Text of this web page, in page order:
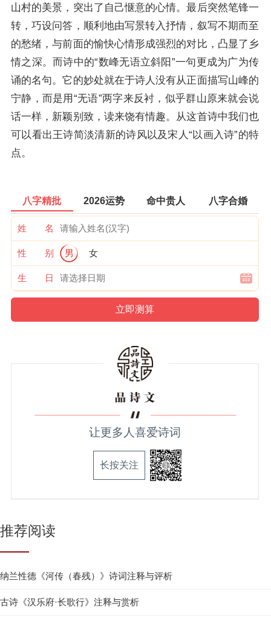
山村的美景，突出了自己惬意的心情。最后突然笔锋一
转，巧设问答，顺利地由写景转入抒情，叙写不期而至
的愁绪，与前面的愉快心情形成强烈的对比，凸显了乡
情之深。而诗中的“数峰无语立斜阳”一句更成为广为传
诵的名句。它的妙处就在于诗人没有从正面描写山峰的
宁静，而是用“无语”两字来反衬，似乎群山原来就会说
话一样，新颖别致，读来饶有情趣。从这首诗中我们也
可以看出王诗简淡清新的诗风以及宋人“以画入诗”的特
点。
八字精批 2026运势 命中贵人 八字合婚
姓 名
性 别 男 女
生 日
让更多人喜爱诗词
长按关注
推荐阅读
纳兰性德《河传（春残）》诗词注释与评析
古诗《汉乐府·长歌行》注释与赏析